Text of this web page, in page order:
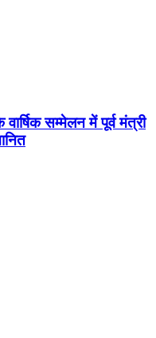
सम्मेलन में पूर्व मंत्री